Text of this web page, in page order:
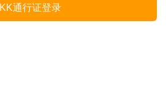
KK通行证登录